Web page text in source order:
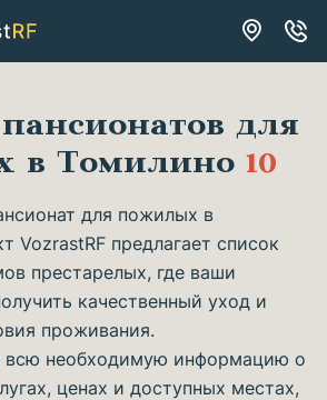
для
в Томилино 10
для пожилых в
VozrastRF предлагает список
престарелых, где ваши
качественный уход и
проживания.
всю необходимую информацию о
ценах и доступных местах,